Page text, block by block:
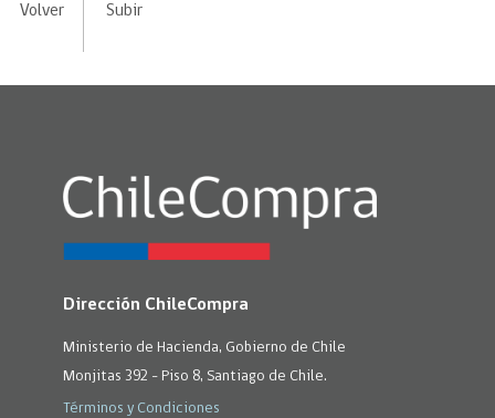
Volver Subir
Dirección ChileCompra
Ministerio de Hacienda, Gobierno de Chile
Monjitas 392 - Piso 8, Santiago de Chile.
Términos y Condiciones